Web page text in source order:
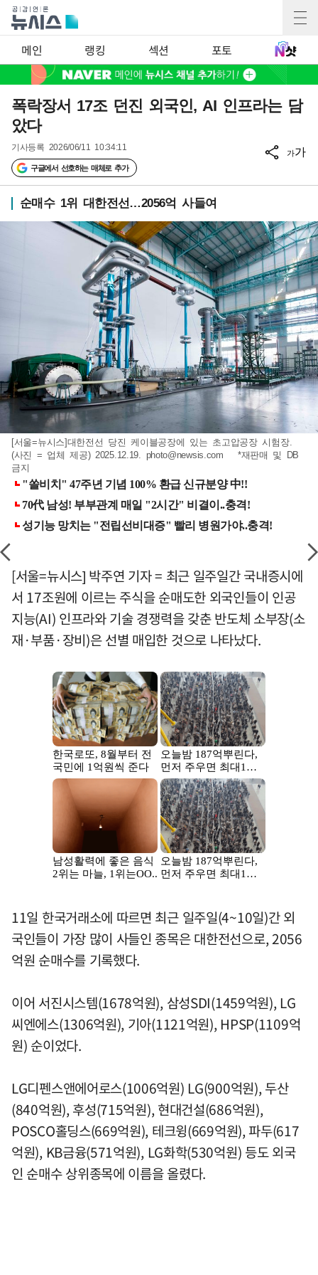
메인 랭킹 섹션 포토
폭락장서 17조 던진 외국인, AI 인프라는 담
았다
기사등록 2026/06/11 10:34:11
구글에서 선호하는 매체로 추가
가가
순매수 1위 대한전선…2056억 사들여
[서울=뉴시스]대한전선 당진 케이블공장에 있는 초고압공장 시험장.
(사진 = 업체 제공) 2025.12.19. photo@newsis.com *재판매 및 DB
금지
[서울=뉴시스] 박주연 기자 = 최근 일주일간 국내증시에
서 17조원에 이르는 주식을 순매도한 외국인들이 인공
지능(AI) 인프라와 기술 경쟁력을 갖춘 반도체 소부장(소
재·부품·장비)은 선별 매입한 것으로 나타났다.
11일 한국거래소에 따르면 최근 일주일(4~10일)간 외
국인들이 가장 많이 사들인 종목은 대한전선으로, 2056
억원 순매수를 기록했다.
이어 서진시스템(1678억원), 삼성SDI(1459억원), LG
씨엔에스(1306억원), 기아(1121억원), HPSP(1109억
원) 순이었다.
LG디펜스앤에어로스(1006억원) LG(900억원), 두산
(840억원), 후성(715억원), 현대건설(686억원),
POSCO홀딩스(669억원), 테크윙(669억원), 파두(617
억원), KB금융(571억원), LG화학(530억원) 등도 외국
인 순매수 상위종목에 이름을 올렸다.